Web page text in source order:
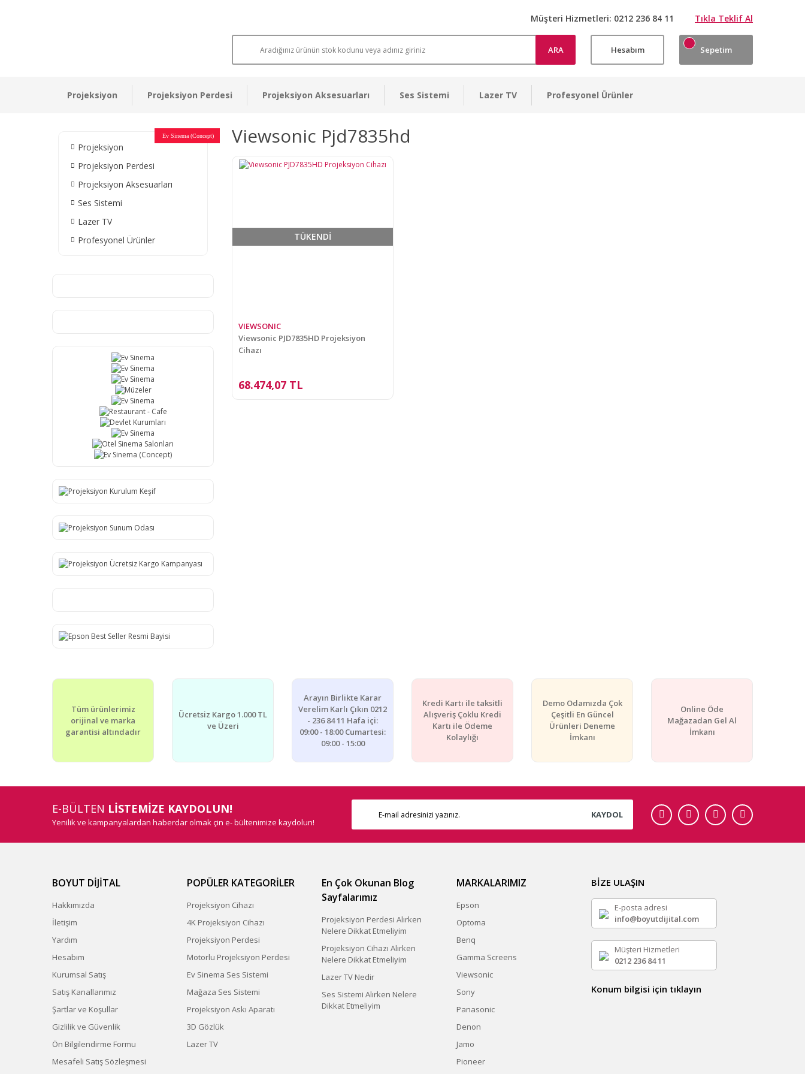
Müşteri Hizmetleri: 0212 236 84 11 Tıkla Teklif Al
ARA Hesabım Sepetim
Projeksiyon Projeksiyon Perdesi Projeksiyon Aksesuarları Ses Sistemi Lazer TV Profesyonel Ürünler
Projeksiyon
Projeksiyon Perdesi
Projeksiyon Aksesuarları
Ses Sistemi
Lazer TV
Profesyonel Ürünler
Ev Sinema
Ev Sinema
Ev Sinema
Müzeler
Ev Sinema
Restaurant - Cafe
Devlet Kurumları
Ev Sinema
Otel Sinema Salonları
Ev Sinema (Concept) Viewsonic Pjd7835hd
TÜKENDİ
VIEWSONIC
Viewsonic PJD7835HD Projeksiyon
Cihazı
68.474,07 TL
Tüm ürünlerimiz
orijinal ve marka
garantisi altındadır
Ücretsiz Kargo 1.000 TL
ve Üzeri
Arayın Birlikte Karar
Verelim Karlı Çıkın 0212
- 236 84 11 Hafa içi:
09:00 - 18:00 Cumartesi:
09:00 - 15:00
Kredi Kartı ile taksitli
Alışveriş Çoklu Kredi
Kartı ile Ödeme
Kolaylığı
Demo Odamızda Çok
Çeşitli En Güncel
Ürünleri Deneme
İmkanı
Online Öde
Mağazadan Gel Al
İmkanı
E-BÜLTEN LİSTEMİZE KAYDOLUN!
Yenilik ve kampanyalardan haberdar olmak çin e- bültenimize kaydolun!
KAYDOL
BOYUT DİJİTAL
Hakkımızda
İletişim
Yardım
Hesabım
Kurumsal Satış
Satış Kanallarımız
Şartlar ve Koşullar
Gizlilik ve Güvenlik
Ön Bilgilendirme Formu
Mesafeli Satış Sözleşmesi
POPÜLER KATEGORİLER
Projeksiyon Cihazı
4K Projeksiyon Cihazı
Projeksiyon Perdesi
Motorlu Projeksiyon Perdesi
Ev Sinema Ses Sistemi
Mağaza Ses Sistemi
Projeksiyon Askı Aparatı
3D Gözlük
Lazer TV
En Çok Okunan Blog
Sayfalarımız
Projeksiyon Perdesi Alırken
Nelere Dikkat Etmeliyim
Projeksiyon Cihazı Alırken
Nelere Dikkat Etmeliyim
Lazer TV Nedir
Ses Sistemi Alırken Nelere
Dikkat Etmeliyim
MARKALARIMIZ
Epson
Optoma
Benq
Gamma Screens
Viewsonic
Sony
Panasonic
Denon
Jamo
Pioneer
BİZE ULAŞIN
E-posta adresi
info@boyutdijital.com
Müşteri Hizmetleri
0212 236 84 11
Konum bilgisi için tıklayın